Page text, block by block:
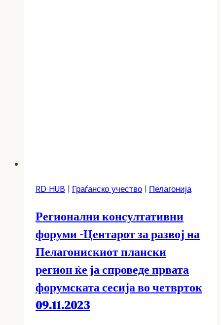
RD HUB | Граѓанско учество | Пелагонија
Регионални консултативни
форуми -Центарот за развој на
Пелагонискиот плански
регион ќе ја спроведе првата
форумската сесија во четврток
09.11.2023